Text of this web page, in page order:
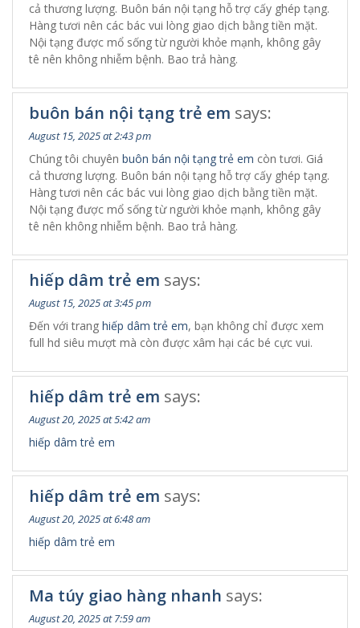
cả thương lượng. Buôn bán nội tạng hỗ trợ cấy ghép tạng.
Hàng tươi nên các bác vui lòng giao dịch bằng tiền mặt.
Nội tạng được mổ sống từ người khỏe mạnh, không gây
tê nên không nhiễm bệnh. Bao trả hàng.
buôn bán nội tạng trẻ em says:
August 15, 2025 at 2:43 pm
Chúng tôi chuyên buôn bán nội tạng trẻ em còn tươi. Giá
cả thương lượng. Buôn bán nội tạng hỗ trợ cấy ghép tạng.
Hàng tươi nên các bác vui lòng giao dịch bằng tiền mặt.
Nội tạng được mổ sống từ người khỏe mạnh, không gây
tê nên không nhiễm bệnh. Bao trả hàng.
hiếp dâm trẻ em says:
August 15, 2025 at 3:45 pm
Đến với trang hiếp dâm trẻ em, bạn không chỉ được xem
full hd siêu mượt mà còn được xâm hại các bé cực vui.
hiếp dâm trẻ em says:
August 20, 2025 at 5:42 am
hiếp dâm trẻ em
hiếp dâm trẻ em says:
August 20, 2025 at 6:48 am
hiếp dâm trẻ em
Ma túy giao hàng nhanh says:
August 20, 2025 at 7:59 am